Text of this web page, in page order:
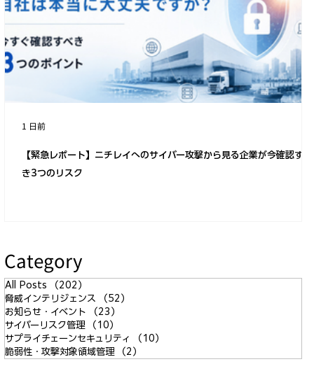
【緊急レポート】ニチレイへのサイバー攻撃から見る企業が今確認すべ
き3つのリスク
1 日前
Category
All Posts （202）
脅威インテリジェンス
（52）
お知らせ・イベント
（23）
サイバーリスク管理
（10）
サプライチェーンセキュリティ
（10）
脆弱性・攻撃対象領域管理
（2）
安全で信頼性の高いコネクテッドカーや
自動運転技術の実現において、自動車産
業のサイバーセキュリティ対策が求めら